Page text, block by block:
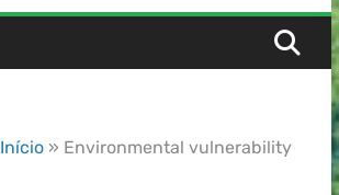
Início» Environmental vulnerability